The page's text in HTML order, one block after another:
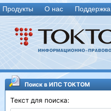
Продукты О нас Поддержка
Поиск в ИПС ТОКТОМ
Текст для поиска: